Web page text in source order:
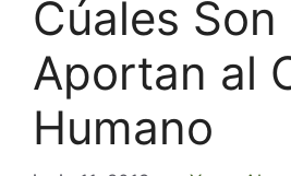
Cúales Son
Aportan al
Humano